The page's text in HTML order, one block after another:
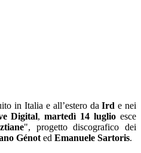
in Italia e all’estero daIrd e nei
Digital,martedì 14 luglio esce
", progetto discografico dei
Génot ed Emanuele Sartoris.